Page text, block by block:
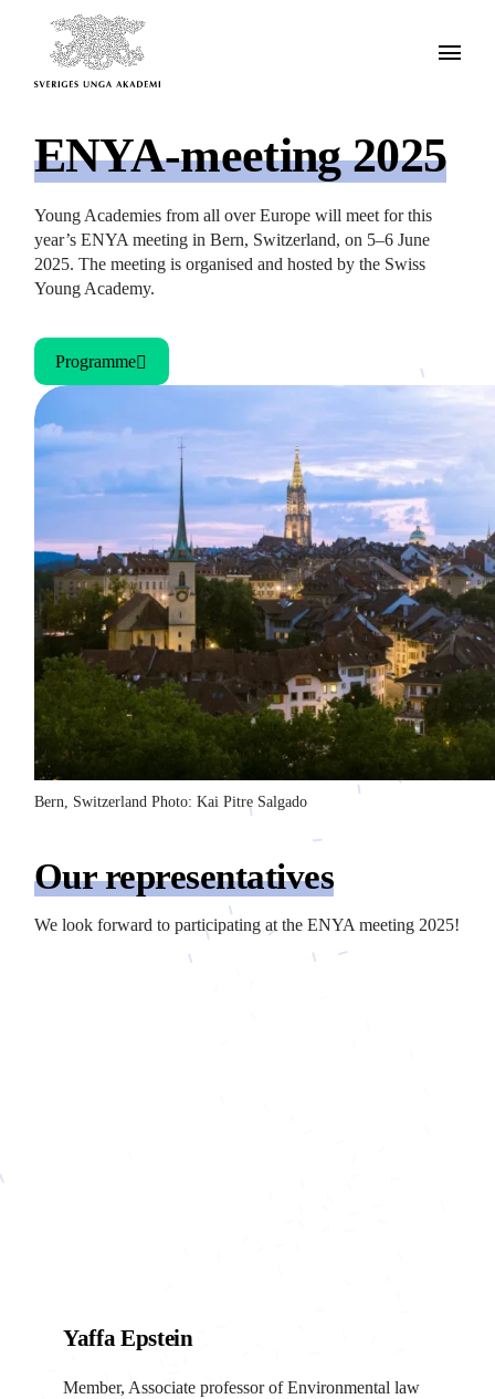
ENYA-meeting 2025
Young Academies from all over Europe will meet for this
year’s ENYA meeting in Bern, Switzerland, on 5–6 June
2025. The meeting is organised and hosted by the Swiss
Young Academy.
Programme
Bern, Switzerland Photo: Kai Pitre Salgado
Our representatives
We look forward to participating at the ENYA meeting 2025!
Yaffa Epstein
Member, Associate professor of Environmental law